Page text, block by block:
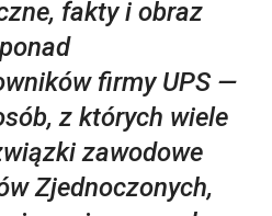
fakty i obraz
firmy UPS —
z których wiele
zawodowe
Zjednoczonych,